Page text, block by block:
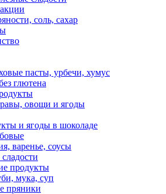
соль, сахар
пасты, урбечи, хумус
глютена
овощи и ягоды
и ягоды в шоколаде
варенье, соусы
продукты
мука, суп
пряники